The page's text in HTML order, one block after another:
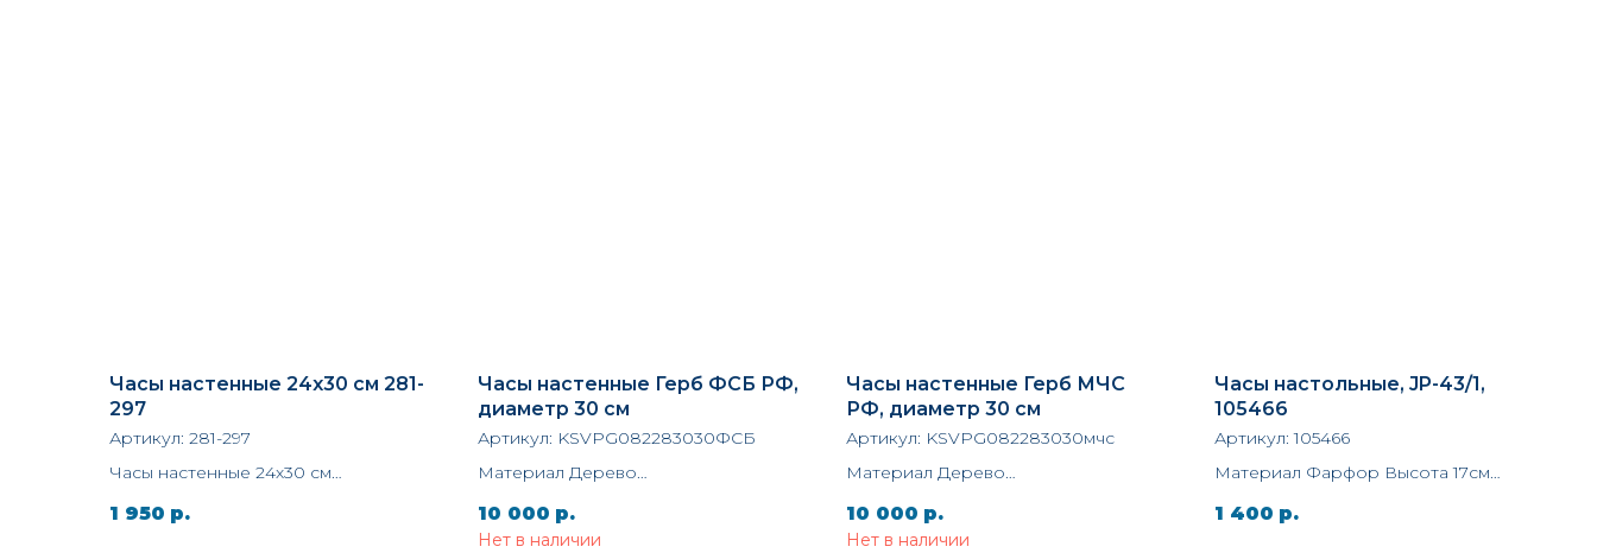
Часы настенные 24х30 см 281-
297
Артикул: 281-297
Часы настенные 24х30 см
1 950 р.
Часы настенные Герб ФСБ РФ,
диаметр 30 см
Артикул: KSVPG082283030ФСБ
Материал Дерево
Бренд Vernissage of History
10 000 р.
Нет в наличии
Часы настенные Герб МЧС
РФ, диаметр 30 см
Артикул: KSVPG082283030мчс
Материал Дерево
Бренд Vernissage of History
10 000 р.
Нет в наличии
Часы настольные, JP-43/1,
105466
Артикул:105466
Материал Фарфор Высота 17см
1 400 р.